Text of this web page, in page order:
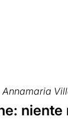
Annamaria